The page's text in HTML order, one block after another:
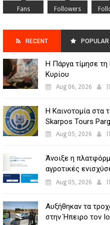
Fans Followers
RECENT POPULAR
POSTS
Η Πάργα τίμησε
Κυρίου
Aug 06, 2026
Η Καινοτομία στα
Skarpos Tours
Aug 05, 2026
Άνοιξε η
αγροτικές
υποβάλλεται η
Aug 05, 2026
Αυξήθηκαν τα
στην Ήπειρο τον